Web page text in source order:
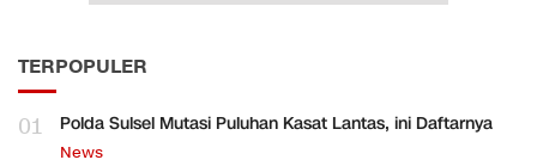
TERPOPULER
01 Polda Sulsel Mutasi Puluhan Kasat Lantas, ini Daftarnya
News